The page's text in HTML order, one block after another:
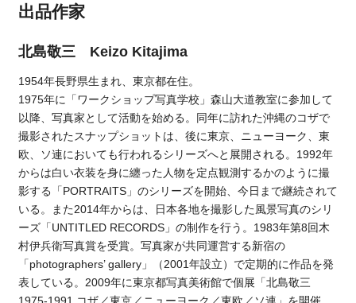
出品作家
北島敬三 Keizo Kitajima
1954年長野県生まれ、東京都在住。
1975年に「ワークショップ写真学校」森山大道教室に参加して
以降、写真家として活動を始める。同年に訪れた沖縄のコザで
撮影されたスナップショットは、後に東京、ニューヨーク、東
欧、ソ連においても行われるシリーズへと展開される。1992年
からは白い衣装を身に纏った人物を定点観測するかのように撮
影する「PORTRAITS」のシリーズを開始、今日まで継続されて
いる。また2014年からは、日本各地を撮影した風景写真のシリ
ーズ「UNTITLED RECORDS」の制作を行う。1983年第8回木
村伊兵衛写真賞を受賞。写真家が共同運営する新宿の
「photographers’ gallery」（2001年設立）で定期的に作品を発
表している。2009年に東京都写真美術館で個展「北島敬三